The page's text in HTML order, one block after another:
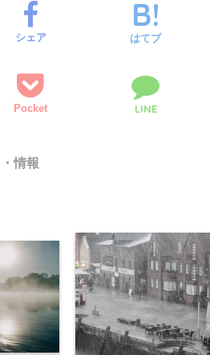
シェア はてブ
Pocket LINE
情報